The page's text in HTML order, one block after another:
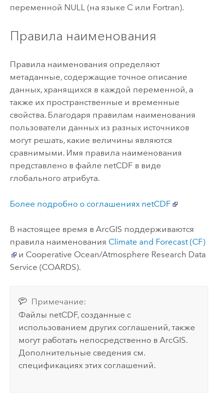
переменной NULL (на языке C или Fortran).
Правила наименования
Правила наименования определяют
метаданные, содержащие точное описание
данных, хранящихся в каждой переменной, а
также их пространственные и временные
свойства. Благодаря правилам наименования
пользователи данных из разных источников
могут решать, какие величины являются
сравнимыми. Имя правила наименования
представлено в файле netCDF в виде
глобального атрибута.
Более подробно о соглашениях netCDF
В настоящее время в ArcGIS поддерживаются
правила наименования Climate and Forecast (CF)
и Cooperative Ocean/Atmosphere Research Data
Service (COARDS).
Примечание:
Файлы netCDF, созданные с
использованием других соглашений, также
могут работать непосредственно в ArcGIS.
Дополнительные сведения см.
спецификациях этих соглашений.